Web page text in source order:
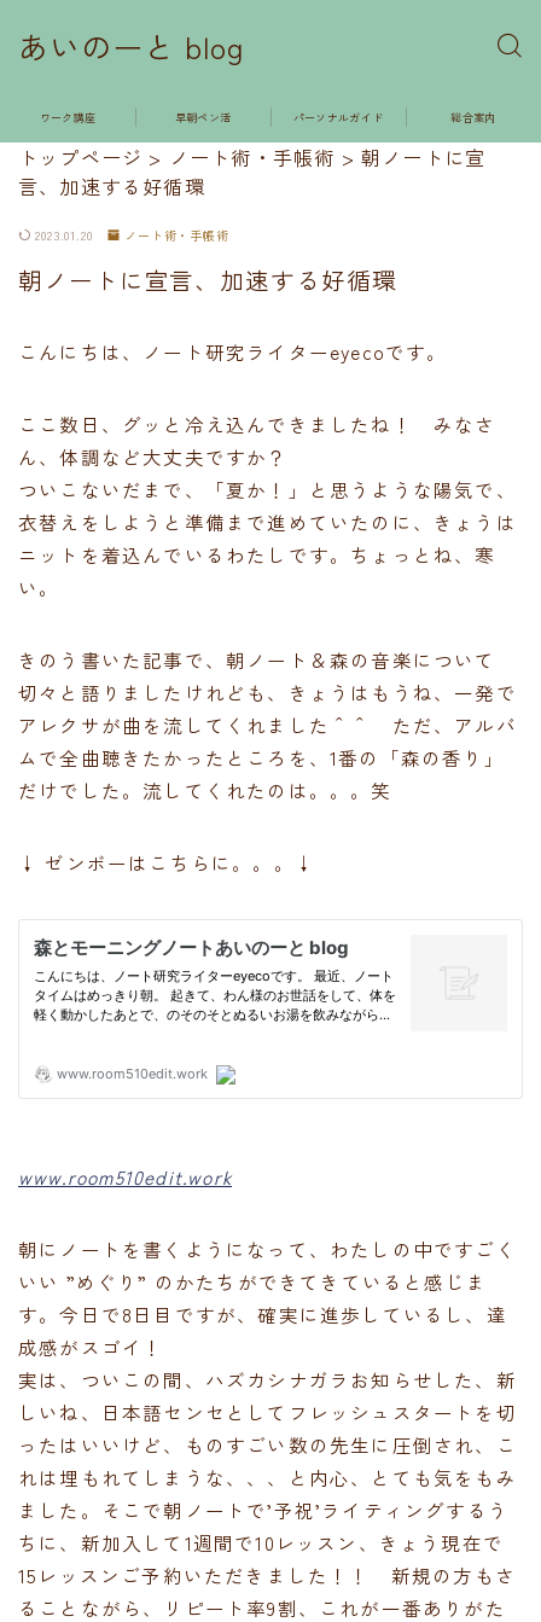
あいのーと blog
ワーク講座 早朝ペン活 パーソナルガイド 総合案内
トップページ > ノート術・手帳術 >朝ノートに宣
言、加速する好循環
2023.01.20 ノート術・手帳術
朝ノートに宣言、加速する好循環
こんにちは、ノート研究ライターeyecoです。
ここ数日、グッと冷え込んできましたね！ みなさ
ん、体調など大丈夫ですか？
ついこないだまで、「夏か！」と思うような陽気で、
衣替えをしようと準備まで進めていたのに、きょうは
ニットを着込んでいるわたしです。ちょっとね、寒
い。
きのう書いた記事で、朝ノート＆森の音楽について
切々と語りましたけれども、きょうはもうね、一発で
アレクサが曲を流してくれました＾＾ ただ、アルバ
ムで全曲聴きたかったところを、1番の「森の香り」
だけでした。流してくれたのは。。。笑
↓ ゼンボーはこちらに。。。↓
www.room510edit.work
朝にノートを書くようになって、わたしの中ですごく
いい ”めぐり” のかたちができてきていると感じま
す。今日で8日目ですが、確実に進歩しているし、達
成感がスゴイ！
実は、ついこの間、ハズカシナガラお知らせした、新
しいね、日本語センセとしてフレッシュスタートを切
ったはいいけど、ものすごい数の先生に圧倒され、こ
れは埋もれてしまうな、、、と内心、とても気をもみ
ました。そこで朝ノートで’予祝’ライティングするう
ちに、新加入して1週間で10レッスン、きょう現在で
15レッスンご予約いただきました！！ 新規の方もさ
ることながら、リピート率9割、これが一番ありがた